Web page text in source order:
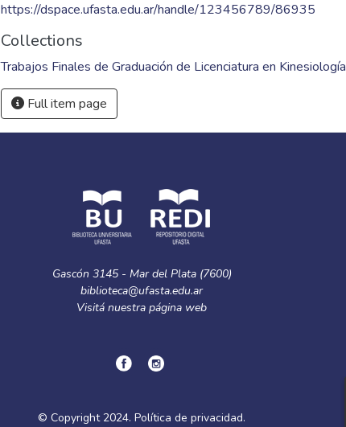
https://dspace.ufasta.edu.ar/handle/123456789/86935
Collections
Trabajos Finales de Graduación de Licenciatura en Kinesiología
Full item page
Gascón 3145 - Mar del Plata (7600)
biblioteca@ufasta.edu.ar
Visitá nuestra página web
© Copyright 2024. Política de privacidad.